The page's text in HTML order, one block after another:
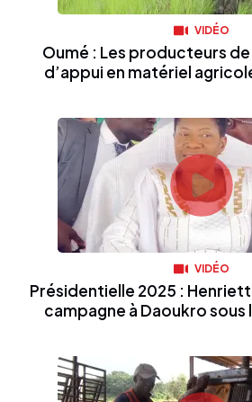
VIDÉO
Oumé : Les producteurs
d’appui en matériel
VIDÉO
Présidentielle 2025 :
campagne à Daoukro sous